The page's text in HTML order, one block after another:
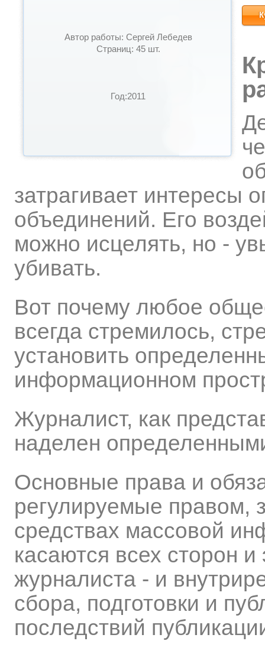
Автор работы: Сергей Лебедев
Страниц: 45 шт.
Год:2011
затрагивает интересы
объединений. Его
можно исцелять, но -
убивать.
Вот почему любое
всегда стремилось,
установить
информационном
Журналист, как
наделен
Основные права и
регулируемые правом,
средствах массовой
касаются всех сторон
журналиста - и
сбора, подготовки и
последствий